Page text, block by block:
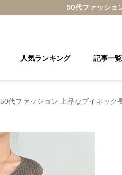
50代ファッショ
人気ランキング 記事一覧
50代ファッション 上品なブイネック